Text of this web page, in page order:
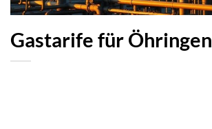
Gastarife für Öhringen